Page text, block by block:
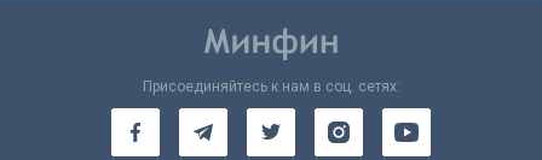
Присоединяйтесь к нам в соц. сетях: